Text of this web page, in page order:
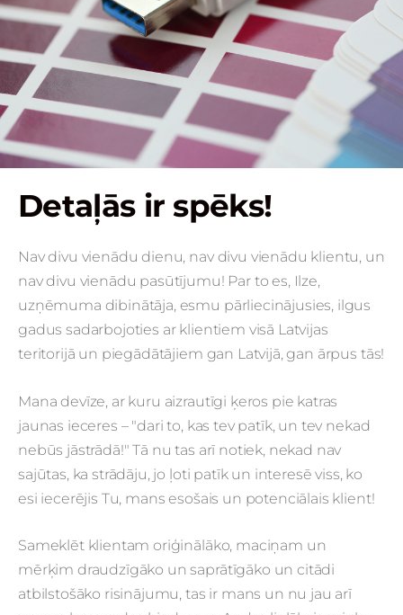
Detaļās ir spēks!
Nav divu vienādu dienu, nav divu vienādu klientu, un
nav divu vienādu pasūtījumu! Par to es, Ilze,
uzņēmuma dibinātāja, esmu pārliecinājusies, ilgus
gadus sadarbojoties ar klientiem visā Latvijas
teritorijā un piegādātājiem gan Latvijā, gan ārpus tās!
Mana devīze, ar kuru aizrautīgi ķeros pie katras
jaunas ieceres – "dari to, kas tev patīk, un tev nekad
nebūs jāstrādā!" Tā nu tas arī notiek, nekad nav
sajūtas, ka strādāju, jo ļoti patīk un interesē viss, ko
esi iecerējis Tu, mans esošais un potenciālais klient!
Sameklēt klientam oriģinālāko, maciņam un
mērķim draudzīgāko un saprātīgāko un citādi
atbilstošāko risinājumu, tas ir mans un nu jau arī